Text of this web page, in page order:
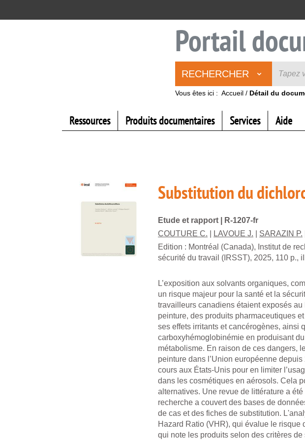
Portail
RECHERCHER
Vous êtes ici : Accueil / Détail du
Ressources Produits documentaires Services Aide
Substitution du
Etude et rapport
| R-1207-fr
COUTURE C.
LAVOUE J. SARAZIN P.
Edition : Montréal (Canada), Institut de
sécurité du travail (IRSST), 2025, 110 p.,
L’exposition aux solvants organiques,
un risque majeur pour la santé et la
travailleurs canadiens étaient exposés
peinture, des produits pharmaceutiques
ses effets irritants et cancérogènes, ainsi
carboxyhémoglobinémie en produisant
métabolisme. En raison de ces dangers,
peinture dans l’Union européenne
cours aux États-Unis pour en limiter
dans les cosmétiques en aérosols. Cela
alternatives. Une revue de littérature a
recherche a couvert des bases de
de cas et des fiches de substitution.
Hazard Ratio (VHR), qui évalue le
qui note les produits selon des critères